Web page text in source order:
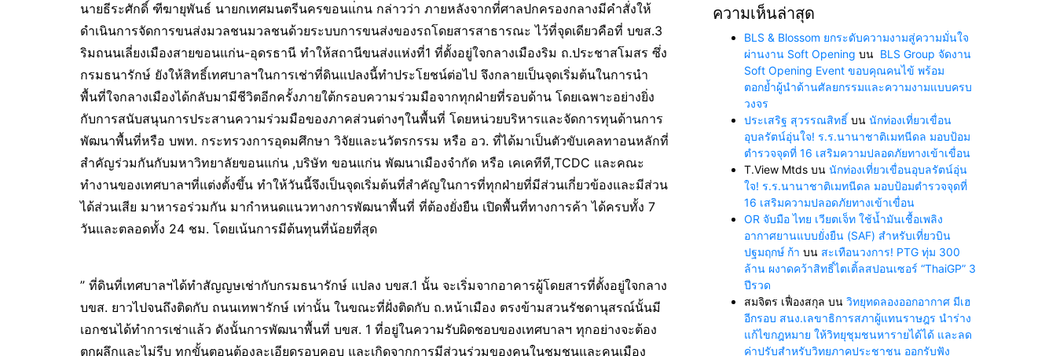
นายธีระศักดิ์ ฑีฆายุพันธ์ นายกเทศมนตรีนครขอนแ่กน กล่าวว่า ภายหลังจากที่ศาลปกครองกลางมีคำสั่งให้
ดำเนินการจัดการขนส่งมวลชนมวลชนด้วยระบบการขนส่งของรถโดยสารสาธารณะ ไว้ที่จุดเดียวคือที่ บขส.3
ริมถนนเลี่ยงเมืองสายขอนแก่น-อุดรธานี ทำให้สถานีขนส่งแห่งที่1 ที่ตั้งอยู่ใจกลางเมืองริม ถ.ประชาสโมสร ซึ่ง
กรมธนารักษ์ ยังให้สิทธิ์เทศบาลฯในการเช่าที่ดินแปลงนี้ทำประโยชน์ต่อไป จึงกลายเป็นจุดเริ่มต้นในการนำ
พื้นที่ใจกลางเมืองได้กลับมามีชีวิตอีกครั้งภายใต้กรอบความร่วมมือจากทุกฝ่ายที่รอบด้าน โดยเฉพาะอย่างยิ่ง
กับการสนับสนุนการประสานความร่วมมือของภาคส่วนต่างๆในพื้นที่ โดยหน่วยบริหารและจัดการทุนด้านการ
พัฒนาพื้นที่หรือ บพท. กระทรวงการอุดมศึกษา วิจัยและนวัตรกรรม หรือ อว. ที่ได้มาเป็นตัวขับเคลทาอนหลักที่
สำคัญร่วมกันกับมหาวิทยาลัยขอนแก่น ,บริษัท ขอนแก่น พัฒนาเมืองจำกัด หรือ เคเคทีที,TCDC และคณะ
ทำงานของเทศบาลฯที่แต่งตั้งขึ้น ทำให้วันนี้จึงเป็นจุดเริ่มต้นที่สำคัญในการที่ทุกฝ่ายที่มีส่วนเกี่ยวข้องและมีส่วน
ได้ส่วนเสีย มาหารอร่วมกัน มากำหนดแนวทางการพัฒนาพื้นที่ ที่ต้องยั่งยืน เปิดพื้นที่ทางการค้า ได้ครบทั้ง 7
วันและตลอดทั้ง 24 ชม. โดยเน้นการมีต้นทุนที่น้อยที่สุด
” ที่ดินที่เทศบาลฯได้ทำสัญญษเช่ากับกรมธนารักษ์ แปลง บขส.1 นั้น จะเริ่มจากอาคารผู้โดยสารที่ตั้งอยู่ใจกลาง
บขส. ยาวไปจนถึงติดกับ ถนนเทพารักษ์ เท่านั้น ในขณะที่ฝั่งติดกับ ถ.หน้าเมือง ตรงข้ามสวนรัชดานุสรณ์นั้นมี
เอกชนได้ทำการเช่าแล้ว ดังนั้นการพัฒนาพื้นที่ บขส. 1 ที่อยู่ในความรับผิดชอบของเทศบาลฯ ทุกอย่างจะต้อง
ตกผลึกและไม่รีบ ทุกขั้นตอนต้องละเอียดรอบคอบ และเกิดจากการมีส่วนร่วมของคนในชุมชนและคนเมือง
ความเห็นล่าสุด
BLS & Blossom ยกระดับความงามสู่ความมั่นใจ
ผ่านงาน Soft Opening บน BLS Group จัดงาน
Soft Opening Event ขอบคุณคนไข้ พร้อม
ตอกย้ำผู้นำด้านศัลยกรรมและความงามแบบครบ
วงจร
ประเสริฐ สุวรรณสิทธิ์ บน นักท่องเที่ยวเขื่อน
อุบลรัตน์อุ่นใจ! ร.ร.นานาชาติเมทนีดล มอบป้อม
ตำรวจจุดที่ 16 เสริมความปลอดภัยทางเข้าเขื่อน
T.View Mtds บน นักท่องเที่ยวเขื่อนอุบลรัตน์อุ่น
ใจ! ร.ร.นานาชาติเมทนีดล มอบป้อมตำรวจจุดที่
16 เสริมความปลอดภัยทางเข้าเขื่อน
OR จับมือ ไทย เวียตเจ็ท ใช้น้ำมันเชื้อเพลิง
อากาศยานแบบยั่งยืน (SAF) สำหรับเที่ยวบิน
ปฐมฤกษ์ ก้า บน สะเทือนวงการ! PTG ทุ่ม 300
ล้าน ผงาดคว้าสิทธิ์ไตเติ้ลสปอนเซอร์ “ThaiGP” 3
ปีรวด
สมจิตร เฟื่องสกุล บน วิทยุทดลองออกอากาศ มีเฮ
อีกรอบ สนง.เลขาธิการสภาผู้แทนราษฎร นำร่าง
แก้ไขกฎหมาย ให้วิทยุชุมชนหารายได้ได้ และลด
ค่าปรับสำหรับวิทยุภาคประชาชน ออกรับฟัง